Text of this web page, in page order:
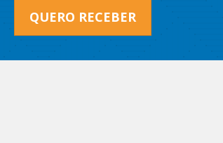
QUERO RECEBER